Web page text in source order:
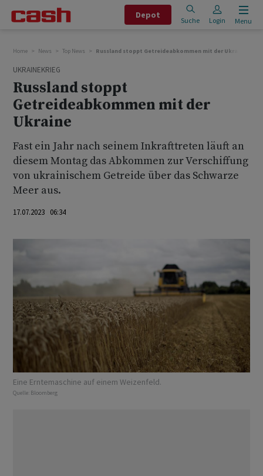
Depot
Suche Login Menu
Home News Top News Russland stoppt Getreideabkommen mit der Ukraine
UKRAINEKRIEG
Russland stoppt
Getreideabkommen mit der
Ukraine
Fast ein Jahr nach seinem Inkrafttreten läuft an
diesem Montag das Abkommen zur Verschiffung
von ukrainischem Getreide über das Schwarze
Meer aus.
17.07.2023 06:34
Eine Erntemaschine auf einem Weizenfeld.
Quelle: Bloomberg